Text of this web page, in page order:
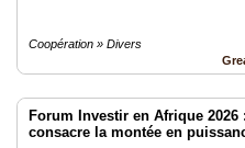
Coopération » Divers
Forum Investir en Afrique 2026
consacre la montée en